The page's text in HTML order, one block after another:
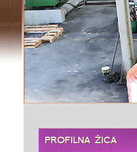
PROFILNA ŽICA